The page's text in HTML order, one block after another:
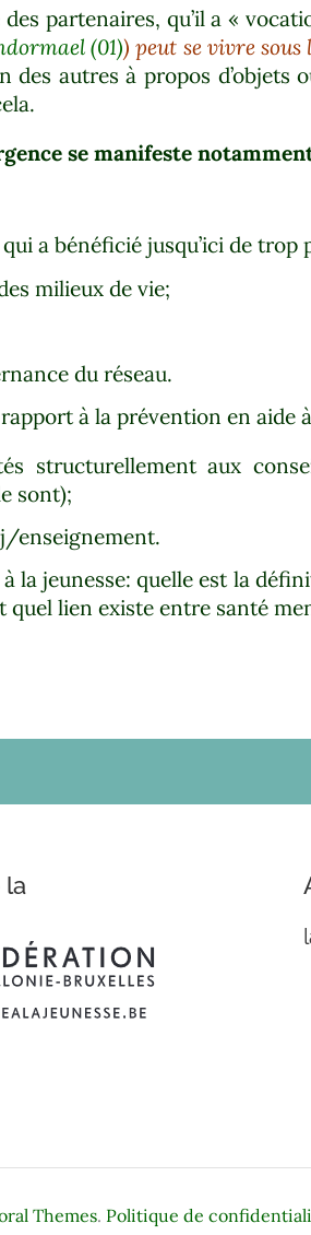
partenaires, qu’il a «
(01)) peut se vivre
autres à propos d’objets
se manifeste
a bénéficié jusqu’ici de trop
milieux de vie;
du réseau.
à la prévention en aide
structurellement aux
sont);
enseignement.
la jeunesse: quelle est la
lien existe entre santé
la
Themes. Politique de